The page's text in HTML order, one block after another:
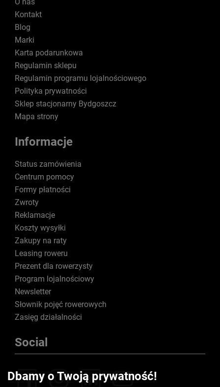
O nas
Kontakt
Blog
Marki
Karta podarunkowa
Regulamin sklepu
Regulamin programu lojalnościowego
Polityka prywatności
Sklep stacjonarny Bydgoszcz
Mapa strony
Informacje
Status zamówienia
Centrum pomocy
Formy płatności
Zwroty
Reklamacje
Koszty wysyłki
Zakupy na raty
Leasing roweru
Prezent dla rowerzysty
Program lojalnościowy
Newsletter
Słownik pojęć rowerowych
Zasięg działalności
Social
Dbamy o Twoją prywatność!